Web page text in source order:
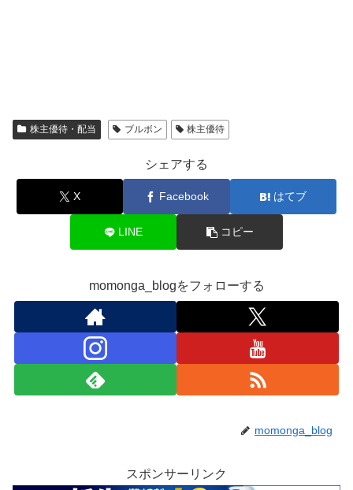
株主優待・配当 ブルボン 株主優待
シェアする
X Facebook はてブ
LINE コピー
momonga_blogをフォローする
momonga_blog
スポンサーリンク